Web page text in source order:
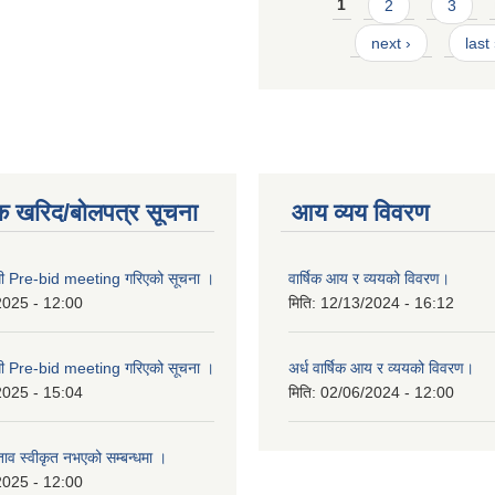
1 2 3
next › last
खरिद/बोलपत्र सूचना
Pre-bid meeting गरिएको सूचना ।
- 12:00
Pre-bid meeting गरिएको सूचना ।
- 15:04
स्वीकृत नभएको सम्बन्धमा ।
- 12:00
आय व्यय विवरण
वार्षिक आय र व्ययको विवरण।
मिति: 12/13/2024 - 16:12
अर्ध वार्षिक आय र व्ययको विवरण।
मिति: 02/06/2024 - 12:00